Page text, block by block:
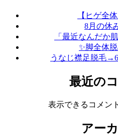
【ヒゲ全
8月の休
「最近なんだか
✨脚全体
うなじ襟足脱毛
最近の
表示できるコメン
アー